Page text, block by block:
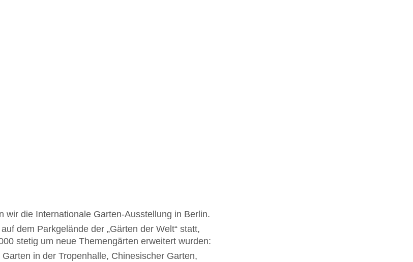
wir die Internationale Garten-Ausstellung in Berlin.
dem Parkgelände der „Gärten der Welt“ statt,
stetig um neue Themengärten erweitert wurden:
in der Tropenhalle, Chinesischer Garten,